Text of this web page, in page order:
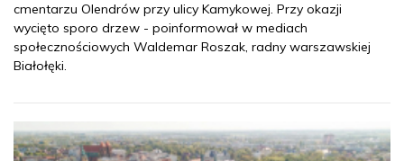
cmentarzu Olendrów przy ulicy Kamykowej. Przy okazji
wycięto sporo drzew - poinformował w mediach
społecznościowych Waldemar Roszak, radny warszawskiej
Białołęki.